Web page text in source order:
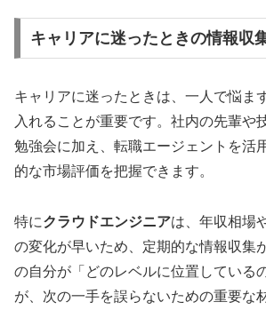
キャリアに迷ったときの情報収
キャリアに迷ったときは、一人で悩ま
入れることが重要です。社内の先輩や
勉強会に加え、転職エージェントを活
的な市場評価を把握できます。
特にクラウドエンジニアは、年収相場
の変化が早いため、定期的な情報収集
の自分が「どのレベルに位置している
が、次の一手を誤らないための重要な